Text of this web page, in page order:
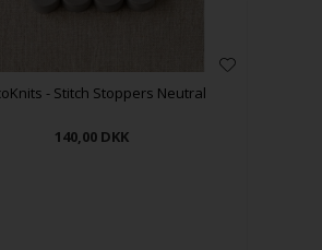
- Stitch Stoppers Neutral
140,00 DKK